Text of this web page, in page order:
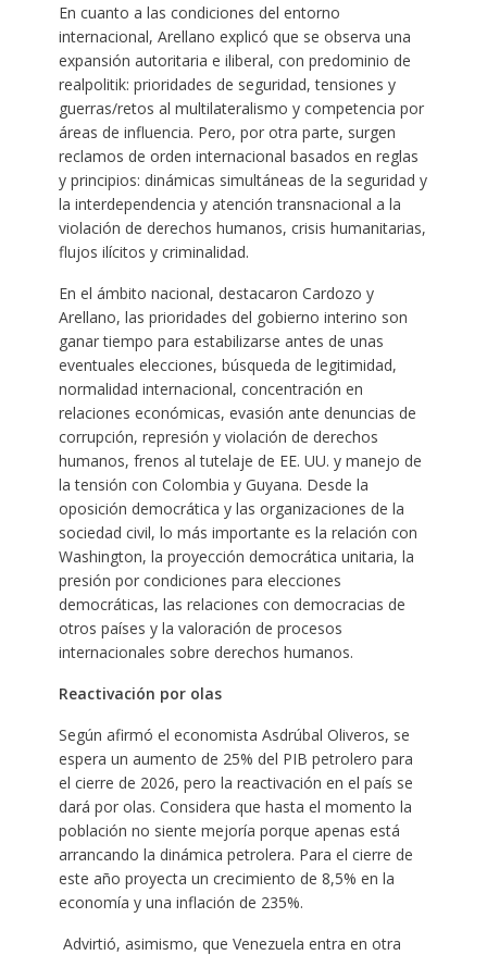
En cuanto a las condiciones del entorno
internacional, Arellano explicó que se observa una
expansión autoritaria e iliberal, con predominio de
realpolitik: prioridades de seguridad, tensiones y
guerras/retos al multilateralismo y competencia por
áreas de influencia. Pero, por otra parte, surgen
reclamos de orden internacional basados en reglas
y principios: dinámicas simultáneas de la seguridad y
la interdependencia y atención transnacional a la
violación de derechos humanos, crisis humanitarias,
flujos ilícitos y criminalidad.
En el ámbito nacional, destacaron Cardozo y
Arellano, las prioridades del gobierno interino son
ganar tiempo para estabilizarse antes de unas
eventuales elecciones, búsqueda de legitimidad,
normalidad internacional, concentración en
relaciones económicas, evasión ante denuncias de
corrupción, represión y violación de derechos
humanos, frenos al tutelaje de EE. UU. y manejo de
la tensión con Colombia y Guyana. Desde la
oposición democrática y las organizaciones de la
sociedad civil, lo más importante es la relación con
Washington, la proyección democrática unitaria, la
presión por condiciones para elecciones
democráticas, las relaciones con democracias de
otros países y la valoración de procesos
internacionales sobre derechos humanos.
Reactivación por olas
Según afirmó el economista Asdrúbal Oliveros, se
espera un aumento de 25% del PIB petrolero para
el cierre de 2026, pero la reactivación en el país se
dará por olas. Considera que hasta el momento la
población no siente mejoría porque apenas está
arrancando la dinámica petrolera. Para el cierre de
este año proyecta un crecimiento de 8,5% en la
economía y una inflación de 235%.
Advirtió, asimismo, que Venezuela entra en otra